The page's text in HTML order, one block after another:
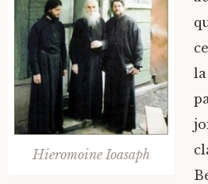
Hieromoine Ioasaph